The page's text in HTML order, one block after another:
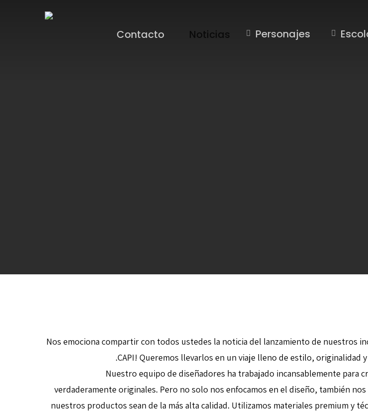
Personajes
Noticias
Contacto
¡Nos emociona compartir con todos ustedes la noticia del lanzamiento de nuestros
CAPI! Queremos llevarlos en un viaje lleno de estilo, originalidad y
Nuestro equipo de diseñadores ha trabajado incansablemente para
verdaderamente originales. Pero no solo nos enfocamos en el diseño, también
nuestros productos sean de la más alta calidad. Utilizamos materiales premium y